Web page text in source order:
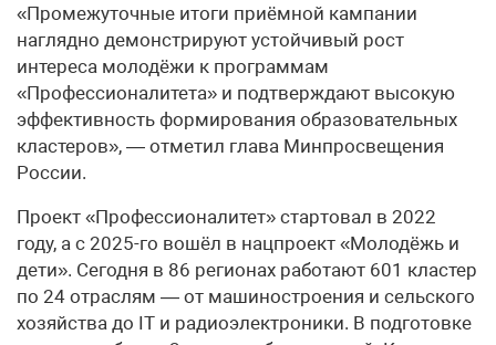
«Промежуточные итоги приёмной кампании
наглядно демонстрируют устойчивый рост
интереса молодёжи к программам
«Профессионалитета» и подтверждают высокую
эффективность формирования образовательных
кластеров», — отметил глава Минпросвещения
России.
Проект «Профессионалитет» стартовал в 2022
году, а с 2025-го вошёл в нацпроект «Молодёжь и
дети». Сегодня в 86 регионах работают 601 кластер
по 24 отраслям — от машиностроения и сельского
хозяйства до IT и радиоэлектроники. В подготовке